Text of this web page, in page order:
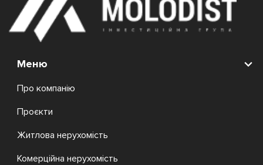
Меню
Про компанію
Проєкти
Житлова нерухомість
Комерційна нерухомість